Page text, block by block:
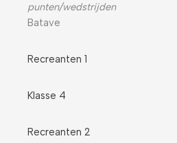
punten/wedstrijden
Batave
Recreanten 1
Klasse 4
Recreanten 2